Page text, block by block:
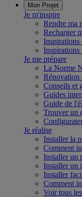
Mon Projet
Je m'inspire
Rendre ma
Recharger
Inspirations
Inspirations
Je me prépare
La Norme
Rénovation
Conseils et
Guides
Guide de
Trouver un
Je réalise
Installer la
Comment
Installer un
Installer un
Installer
Comment
Voir tous